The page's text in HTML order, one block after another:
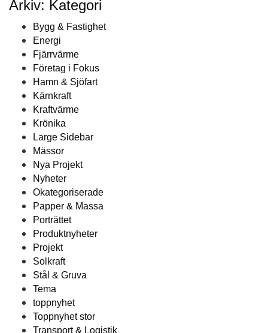
Arkiv: Kategori
Bygg & Fastighet
Energi
Fjärrvärme
Företag i Fokus
Hamn & Sjöfart
Kärnkraft
Kraftvärme
Krönika
Large Sidebar
Mässor
Nya Projekt
Nyheter
Okategoriserade
Papper & Massa
Porträttet
Produktnyheter
Projekt
Solkraft
Stål & Gruva
Tema
toppnyhet
Toppnyhet stor
Transport & Logistik